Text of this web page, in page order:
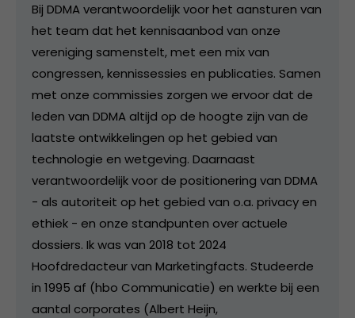
Bij DDMA verantwoordelijk voor het aansturen van
het team dat het kennisaanbod van onze
vereniging samenstelt, met een mix van
congressen, kennissessies en publicaties. Samen
met onze commissies zorgen we ervoor dat de
leden van DDMA altijd op de hoogte zijn van de
laatste ontwikkelingen op het gebied van
technologie en wetgeving. Daarnaast
verantwoordelijk voor de positionering van DDMA
- als autoriteit op het gebied van o.a. privacy en
ethiek - en onze standpunten over actuele
dossiers. Ik was van 2018 tot 2024
Hoofdredacteur van Marketingfacts. Studeerde
in 1995 af (hbo Communicatie) en werkte bij een
aantal corporates (Albert Heijn,